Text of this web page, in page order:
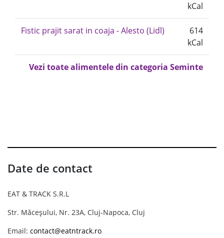
kCal
Fistic prajit sarat in coaja - Alesto (Lidl)
614
kCal
Vezi toate alimentele din categoria Seminte
Date de contact
EAT & TRACK S.R.L
Str. Măceșului, Nr. 23A, Cluj-Napoca, Cluj
Email: contact@eatntrack.ro